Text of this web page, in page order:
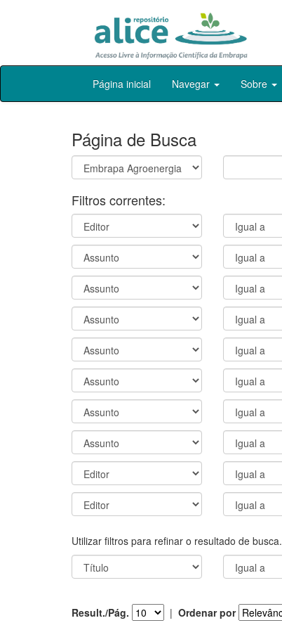
Skip
Página inicial Navegar Sobre
Página de Busca
Filtros correntes:
Utilizar filtros para refinar o resultado de busca.
Result./Pág. | Ordenar por